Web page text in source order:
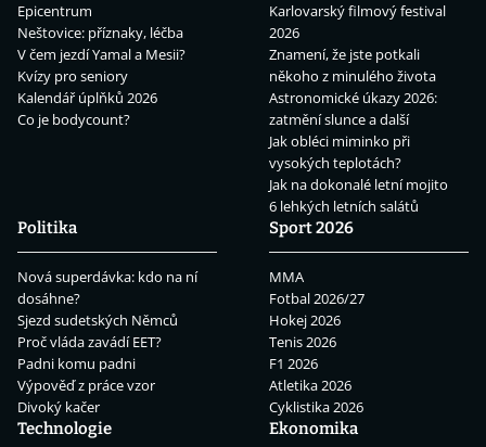
Epicentrum
Neštovice: příznaky, léčba
V čem jezdí Yamal a Mesii?
Kvízy pro seniory
Kalendář úplňků 2026
Co je bodycount?
Karlovarský filmový festival
2026
Znamení, že jste potkali
někoho z minulého života
Astronomické úkazy 2026:
zatmění slunce a další
Jak obléci miminko při
vysokých teplotách?
Jak na dokonalé letní mojito
6 lehkých letních salátů
Politika
Nová superdávka: kdo na ní
dosáhne?
Sjezd sudetských Němců
Proč vláda zavádí EET?
Padni komu padni
Výpověď z práce vzor
Divoký kačer
Sport 2026
MMA
Fotbal 2026/27
Hokej 2026
Tenis 2026
F1 2026
Atletika 2026
Cyklistika 2026
Technologie
Ekonomika